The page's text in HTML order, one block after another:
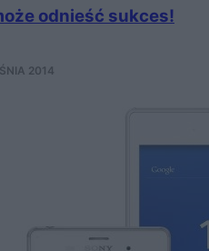
odnieść sukces!
2014